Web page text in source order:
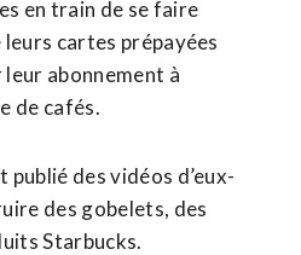
en train ‌de se faire
cartes prépayées
abonnement à
de cafés.
des vidéos d’eux-
​des gobelets, des
Starbucks.